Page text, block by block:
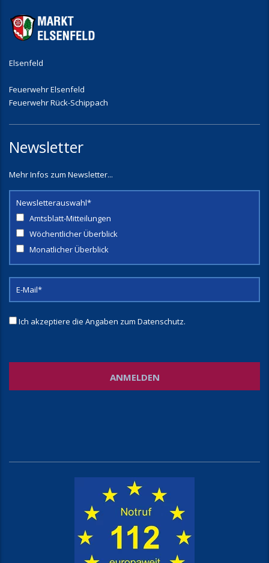
Elsenfeld
Feuerwehr Elsenfeld
Feuerwehr Rück-Schippach
Newsletter
Mehr Infos zum Newsletter...
Newsletterauswahl*
Amtsblatt-Mitteilungen
Wöchentlicher Überblick
Monatlicher Überblick
Ich akzeptiere die Angaben zum Datenschutz.